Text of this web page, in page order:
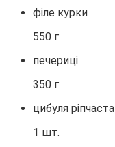
філе курки
550 г
печериці
350 г
цибуля ріпчаста
1 шт.